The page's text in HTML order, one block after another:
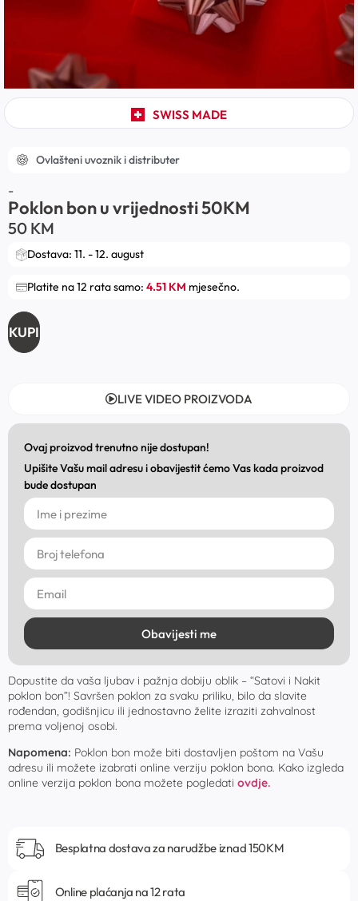
SWISS MADE
Ovlašteni uvoznik i distributer
-
Poklon bon u vrijednosti 50KM
50 KM
Dostava: 11. - 12. august
Platite na 12 rata samo: 4.51 KM mjesečno.
KUPI
LIVE VIDEO PROIZVODA
Ovaj proizvod trenutno nije dostupan!
Upišite Vašu mail adresu i obavijestit ćemo Vas kada proizvod
bude dostupan
Obavijesti me
Dopustite da vaša ljubav i pažnja dobiju oblik – “Satovi i Nakit
poklon bon”! Savršen poklon za svaku priliku, bilo da slavite
rođendan, godišnjicu ili jednostavno želite izraziti zahvalnost
prema voljenoj osobi.
Napomena: Poklon bon može biti dostavljen poštom na Vašu
adresu ili možete izabrati online verziju poklon bona. Kako izgleda
online verzija poklon bona možete pogledati ovdje.
Besplatna dostava za narudžbe iznad 150KM
Online plaćanja na 12 rata